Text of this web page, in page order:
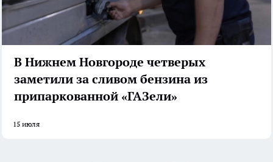
В Нижнем Новгороде четверых
заметили за сливом бензина из
припаркованной «ГАЗели»
15 июля